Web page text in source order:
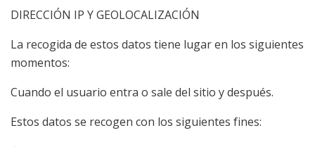
DIRECCIÓN IP Y GEOLOCALIZACIÓN
La recogida de estos datos tiene lugar en los siguientes
momentos:
Cuando el usuario entra o sale del sitio y después.
Estos datos se recogen con los siguientes fines: